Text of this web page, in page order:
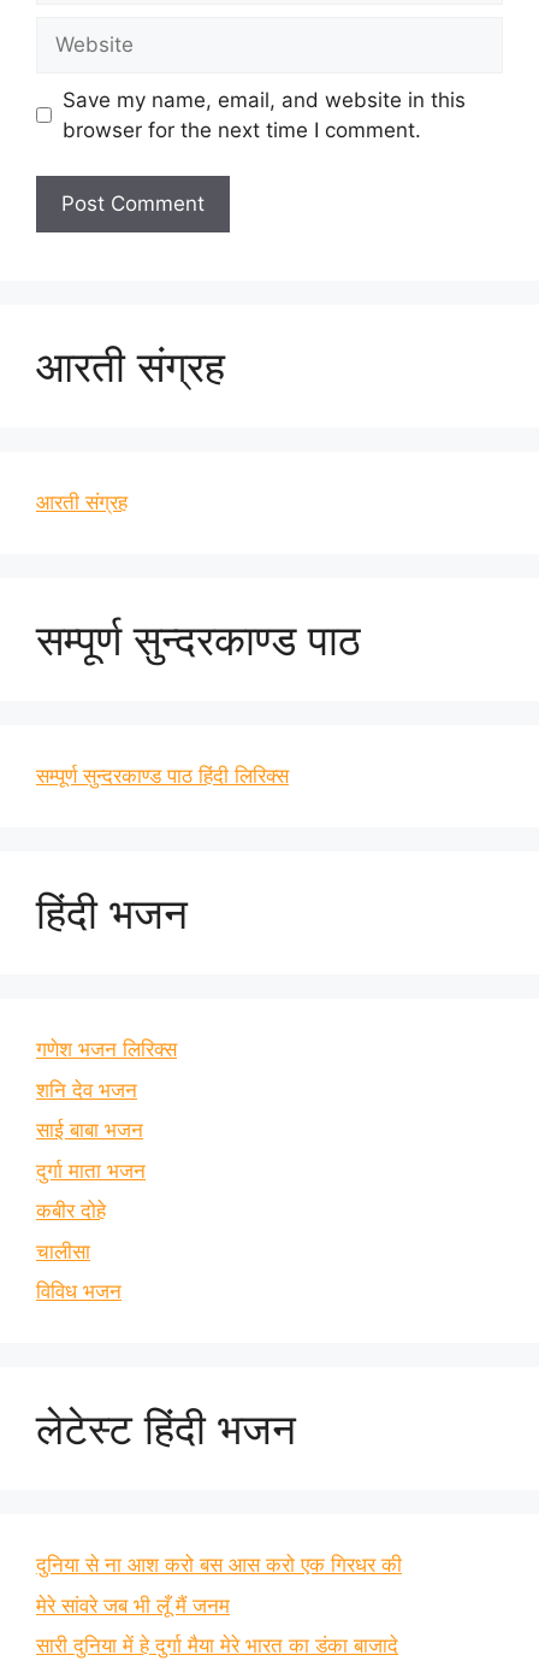
Save my name, email, and website in this
browser for the next time I comment.
आरती संग्रह
आरती संग्रह
सम्पूर्ण सुन्दरकाण्ड पाठ
सम्पूर्ण सुन्दरकाण्ड पाठ हिंदी लिरिक्स
हिंदी भजन
गणेश भजन लिरिक्स
शनि देव भजन
साई बाबा भजन
दुर्गा माता भजन
कबीर दोहे
चालीसा
विविध भजन
लेटेस्ट हिंदी भजन
दुनिया से ना आश करो बस आस करो एक गिरधर की
मेरे सांवरे जब भी लूँ मैं जनम
सारी दुनिया में हे दुर्गा मैया मेरे भारत का डंका बाजादे